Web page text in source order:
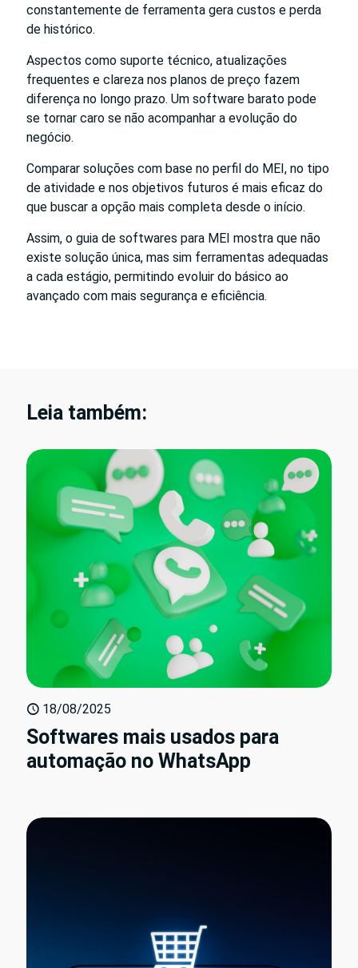
constantemente de ferramenta gera custos e perda
de histórico.
Aspectos como suporte técnico, atualizações
frequentes e clareza nos planos de preço fazem
diferença no longo prazo. Um software barato pode
se tornar caro se não acompanhar a evolução do
negócio.
Comparar soluções com base no perfil do MEI, no tipo
de atividade e nos objetivos futuros é mais eficaz do
que buscar a opção mais completa desde o início.
Assim, o guia de softwares para MEI mostra que não
existe solução única, mas sim ferramentas adequadas
a cada estágio, permitindo evoluir do básico ao
avançado com mais segurança e eficiência.
Leia também:
18/08/2025
Softwares mais usados para
automação no WhatsApp